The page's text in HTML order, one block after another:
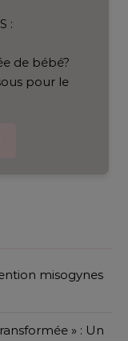
:
de bébé?
pour le
misogynes
» : Un